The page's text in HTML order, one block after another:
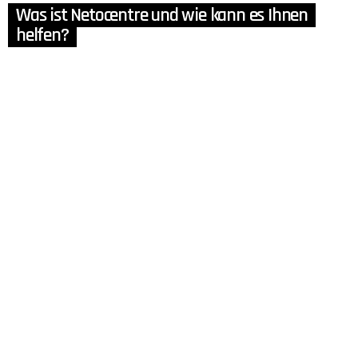
Was ist Netocentre und wie kann es Ihnen
helfen?